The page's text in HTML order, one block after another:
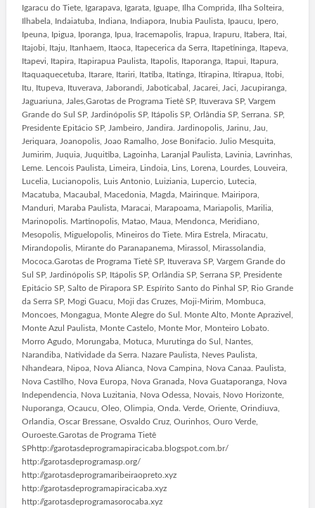
Igaracu do Tiete, Igarapava, Igarata, Iguape, Ilha Comprida, Ilha Solteira,
Ilhabela, Indaiatuba, Indiana, Indiapora, Inubia Paulista, Ipaucu, Ipero,
Ipeuna, Ipigua, Iporanga, Ipua, Iracemapolis, Irapua, Irapuru, Itabera, Itai,
Itajobi, Itaju, Itanhaem, Itaoca, Itapecerica da Serra, Itapetininga, Itapeva,
Itapevi, Itapira, Itapirapua Paulista, Itapolis, Itaporanga, Itapui, Itapura,
Itaquaquecetuba, Itarare, Itariri, Itatiba, Itatinga, Itirapina, Itirapua, Itobi,
Itu, Itupeva, Ituverava, Jaborandi, Jaboticabal, Jacarei, Jaci, Jacupiranga,
Jaguariuna, Jales,Garotas de Programa Tietê SP, Ituverava SP, Vargem
Grande do Sul SP, Jardinópolis SP, Itápolis SP, Orlândia SP, Serrana. SP,
Presidente Epitácio SP, Jambeiro, Jandira. Jardinopolis, Jarinu, Jau,
Jeriquara, Joanopolis, Joao Ramalho, Jose Bonifacio. Julio Mesquita,
Jumirim, Juquia, Juquitiba, Lagoinha, Laranjal Paulista, Lavinia, Lavrinhas,
Leme. Lencois Paulista, Limeira, Lindoia, Lins, Lorena, Lourdes, Louveira,
Lucelia, Lucianopolis, Luis Antonio, Luiziania, Lupercio, Lutecia,
Macatuba, Macaubal, Macedonia, Magda, Mairinque. Mairipora,
Manduri, Maraba Paulista, Maracai, Marapoama, Mariapolis, Marilia,
Marinopolis. Martinopolis, Matao, Maua, Mendonca, Meridiano,
Mesopolis, Miguelopolis, Mineiros do Tiete. Mira Estrela, Miracatu,
Mirandopolis, Mirante do Paranapanema, Mirassol, Mirassolandia,
Mococa.Garotas de Programa Tietê SP, Ituverava SP, Vargem Grande do
Sul SP, Jardinópolis SP, Itápolis SP, Orlândia SP, Serrana SP, Presidente
Epitácio SP, Salto de Pirapora SP. Espírito Santo do Pinhal SP, Rio Grande
da Serra SP, Mogi Guacu, Moji das Cruzes, Moji-Mirim, Mombuca,
Moncoes, Mongagua, Monte Alegre do Sul. Monte Alto, Monte Aprazivel,
Monte Azul Paulista, Monte Castelo, Monte Mor, Monteiro Lobato.
Morro Agudo, Morungaba, Motuca, Murutinga do Sul, Nantes,
Narandiba, Natividade da Serra. Nazare Paulista, Neves Paulista,
Nhandeara, Nipoa, Nova Alianca, Nova Campina, Nova Canaa. Paulista,
Nova Castilho, Nova Europa, Nova Granada, Nova Guataporanga, Nova
Independencia, Nova Luzitania, Nova Odessa, Novais, Novo Horizonte,
Nuporanga, Ocaucu, Oleo, Olimpia, Onda. Verde, Oriente, Orindiuva,
Orlandia, Oscar Bressane, Osvaldo Cruz, Ourinhos, Ouro Verde,
Ouroeste.Garotas de Programa Tietê
SPhttp://garotasdeprogramapiracicaba.blogspot.com.br/
http://garotasdeprogramasp.org/
http://garotasdeprogramaribeiraopreto.xyz
http://garotasdeprogramapiracicaba.xyz
http://garotasdeprogramasorocaba.xyz